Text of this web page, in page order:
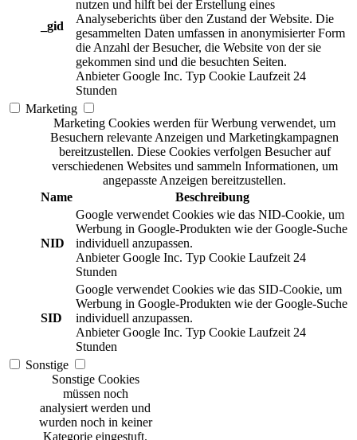
_gid
nutzen und hilft bei der Erstellung eines
Analyseberichts über den Zustand der Website. Die
gesammelten Daten umfassen in anonymisierter Form
die Anzahl der Besucher, die Website von der sie
gekommen sind und die besuchten Seiten.
Anbieter Google Inc. Typ Cookie Laufzeit 24
Stunden
Marketing
Marketing Cookies werden für Werbung verwendet, um
Besuchern relevante Anzeigen und Marketingkampagnen
bereitzustellen. Diese Cookies verfolgen Besucher auf
verschiedenen Websites und sammeln Informationen, um
angepasste Anzeigen bereitzustellen.
Name
Beschreibung
NID
Google verwendet Cookies wie das NID-Cookie, um
Werbung in Google-Produkten wie der Google-Suche
individuell anzupassen.
Anbieter Google Inc. Typ Cookie Laufzeit 24
Stunden
SID
Google verwendet Cookies wie das SID-Cookie, um
Werbung in Google-Produkten wie der Google-Suche
individuell anzupassen.
Anbieter Google Inc. Typ Cookie Laufzeit 24
Stunden
Sonstige
Sonstige Cookies
müssen noch
analysiert werden und
wurden noch in keiner
Kategorie eingestuft.